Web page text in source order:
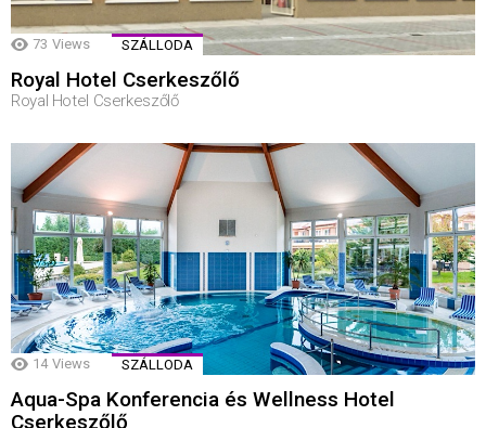
73 Views SZÁLLODA
Royal Hotel Cserkeszőlő
Royal Hotel Cserkeszőlő
14 Views SZÁLLODA
Aqua-Spa Konferencia és Wellness Hotel
Cserkeszőlő